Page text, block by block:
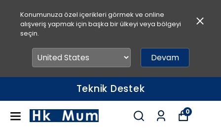
Konumunuza özel içerikleri görmek ve online
alışveriş yapmak için başka bir ülkeyi veya bölgeyi
seçin.
Devam
Teknik Destek
0